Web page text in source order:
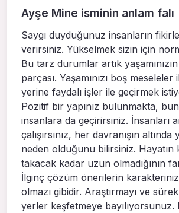
Ayşe Mine isminin anlam falı
Saygı duyduğunuz insanların
verirsiniz. Yükselmek sizin için
Bu tarz durumlar artık
parçası. Yaşamınızı boş
yerine faydalı işler ile geçirmek
Pozitif bir yapınız bulunmakta,
insanlara da geçirirsiniz. İnsanları
çalışırsınız, her davranışın
neden olduğunu bilirsiniz. Hayatın
takacak kadar uzun olmadığının
İlginç çözüm önerilerin
olmazı gibidir. Araştırmayı ve
yerler keşfetmeye bayılıyorsunuz.